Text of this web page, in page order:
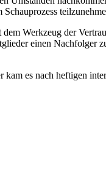
Werkzeug der
einen
es nach heftigen